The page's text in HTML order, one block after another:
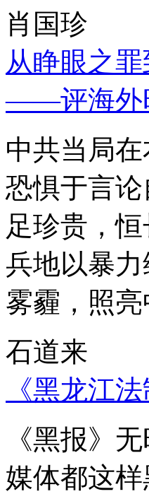
肖国珍
从睁眼之
——评海外
中共当局
恐惧于言
足珍贵，
兵地以暴
雾霾，照亮
石道来
《黑龙江
《黑报》
媒体都这